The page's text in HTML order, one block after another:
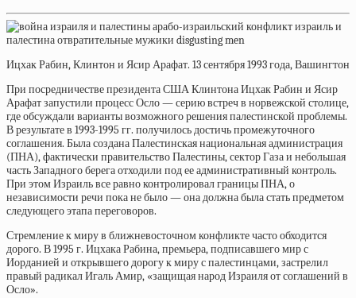
Ицхак Рабин, Клинтон и Ясир Арафат. 13 сентября 1993 года, Вашингтон
При посредничестве президента США Клинтона Ицхак Рабин и Ясир
Арафат запустили процесс Осло — серию встреч в норвежской столице,
где обсуждали варианты возможного решения палестинской проблемы.
В результате в 1993-1995 гг. получилось достичь промежуточного
соглашения. Была создана Палестинская национальная администрация
(ПНА), фактически правительство Палестины, сектор Газа и небольшая
часть Западного берега отходили под ее административный контроль.
При этом Израиль все равно контролировал границы ПНА, о
независимости речи пока не было — она должна была стать предметом
следующего этапа переговоров.
Стремление к миру в ближневосточном конфликте часто обходится
дорого. В 1995 г. Ицхака Рабина, премьера, подписавшего мир с
Иорданией и открывшего дорогу к миру с палестинцами, застрелил
правый радикал Игаль Амир, «защищая народ Израиля от соглашений в
Осло».